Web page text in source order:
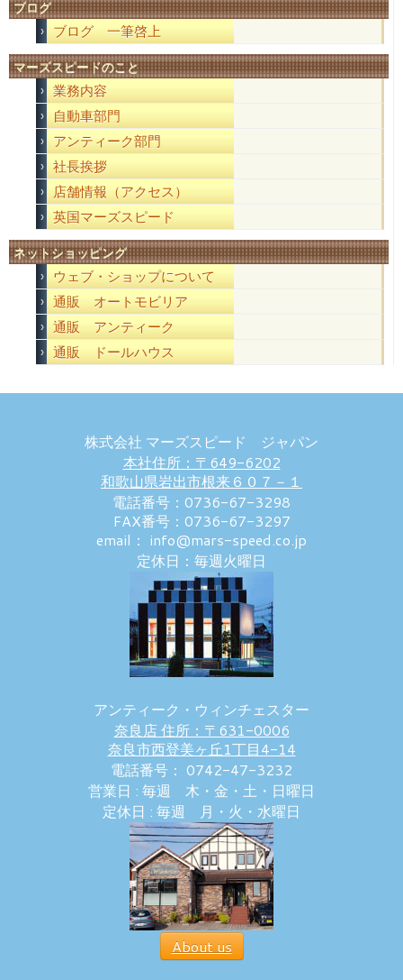
ブログ
ブログ 一筆啓上
マーズスピードのこと
業務内容
自動車部門
アンティーク部門
社長挨拶
店舗情報（アクセス）
英国マーズスピード
ネットショッピング
ウェブ・ショップについて
通販 オートモビリア
通販 アンティーク
通販 ドールハウス
株式会社 マーズスピード ジャパン
本社住所：〒649-6202
和歌山県岩出市根来６０７－１
電話番号：0736-67-3298
FAX番号：0736-67-3297
email： info@mars-speed.co.jp
定休日：毎週火曜日
アンティーク・ウィンチェスター
奈良店 住所：〒631-0006
奈良市西登美ヶ丘1丁目4-14
電話番号： 0742-47-3232
営業日 : 毎週 木・金・土・日曜日
定休日 : 毎週 月・火・水曜日
About us